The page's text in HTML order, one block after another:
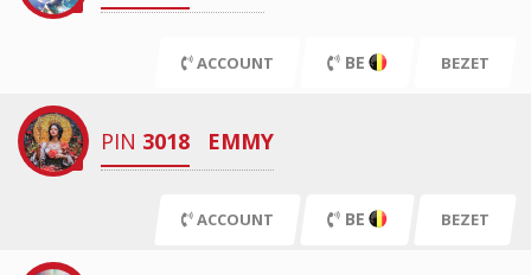
ACCOUNT BE BEZET
PIN 3018 EMMY
ACCOUNT BE BEZET